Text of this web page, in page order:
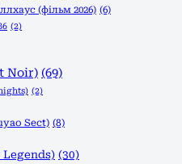
(фільм 2026) (6)
(2)
Noir) (69)
(2)
Sect) (8)
Legends) (30)